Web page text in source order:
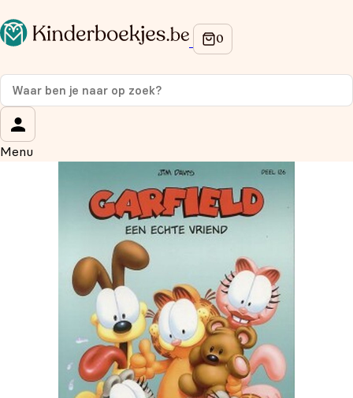
Menu
Op de hoogte blijven van onze acties?
Meld je aan voor onze nieuwsbrief en ontvang
korting
Wat is je voornaam?
Wat is je e-mailadres?*
Aanmelden
We gebruiken je gegevens om contact op te nemen, in
overeenstemming met onsprivacybeleid.